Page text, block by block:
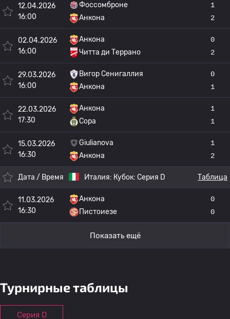
12.04.2026
16:00
Фоссомброне
Анкона
1
2
02.04.2026
16:00
Анкона
Читта ди Террано
0
2
29.03.2026
16:00
Вигор Сенигаллия
Анкона
0
1
22.03.2026
17:30
Анкона
Сора
1
1
15.03.2026
16:30
Giulianova
Анкона
1
2
Дата / Время Италия: Кубок: Серия D Таблица
11.03.2026
16:30
Анкона
Пистоиезе
0
0
Показать ещё
Турнирные таблицы
Серия D